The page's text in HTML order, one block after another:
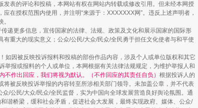
织难题 养老服务师职业资格制度暂行规定
表的评论和投稿，本网站有权在网站内转载或修改引用。但未经本网授
在授权范围内使用，并注明“来源于：XXXXXXX网”。违反上述声明者，
递更多信息，宣传国家的法律、法规、政策及文化和展示国家的国际形
重大的现实意义；公众/公民/大众/民众/全民勇于担任文化使者与和平使
因被反映投诉报料和投稿的部份作品内容，涉及个人或单位版权和其它
报或报料的个人或单位，本网根据有关法律法规规定，为维护举报人和
作出回应，我们将视为默认。（不作回应的其责任自负） 根据投诉人的
被反映投诉举报的内容转至所涉相关部门领导。未加盖公章，并不代表
众/公民/大众/民众/全民监督，实为中国向全球发展营造良好舆论氛围。通
谐桥梁，缓和社会矛盾，促进社会大发展，最终实现政府、媒体、公众/